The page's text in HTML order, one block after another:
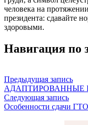
человека на
президента: сдавайте
здоровыми.
Навигация по
Предыдущая запись
АДАПТИРОВАННЫЕ
Следующая запись
Особенности сдачи